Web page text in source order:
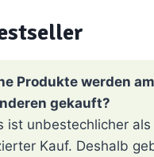
Produkte werden
gekauft?
ist unbestechlicher als
Kauf. Deshalb